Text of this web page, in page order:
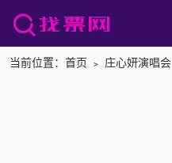
当前位置： 首页 ﹥ 庄心妍演唱会